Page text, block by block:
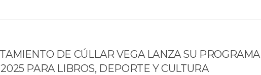
DE CÚLLAR VEGA LANZA SU
PARA LIBROS, DEPORTE Y CULTURA